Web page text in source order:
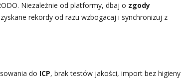
Niezależnie od platformy, dbaj o zgody
rekordy od razu wzbogacaj i synchronizuj z
do ICP, brak testów jakości, import bez higieny